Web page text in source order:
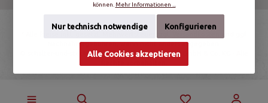
Nachnahmegebühren, wenn nicht anders angegeben.
© schalter-und-steckdosen.de | World Trading Net GmbH & Co. KG - Alle
können. Mehr Informationen ...
Nur technisch notwendige Konfigurieren
Alle Cookies akzeptieren